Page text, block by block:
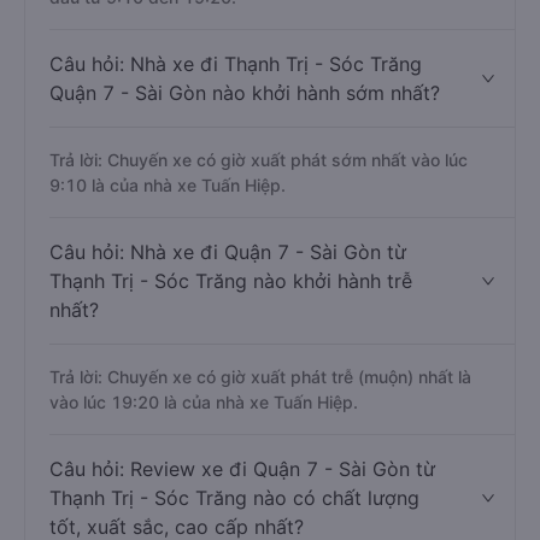
Câu hỏi: Nhà xe đi Thạnh Trị - Sóc Trăng
Quận 7 - Sài Gòn nào khởi hành sớm nhất?
Trả lời: Chuyến xe có giờ xuất phát sớm nhất vào lúc
9:10 là của nhà xe Tuấn Hiệp.
Câu hỏi: Nhà xe đi Quận 7 - Sài Gòn từ
Thạnh Trị - Sóc Trăng nào khởi hành trễ
nhất?
Trả lời: Chuyến xe có giờ xuất phát trễ (muộn) nhất là
vào lúc 19:20 là của nhà xe Tuấn Hiệp.
Câu hỏi: Review xe đi Quận 7 - Sài Gòn từ
Thạnh Trị - Sóc Trăng nào có chất lượng
tốt, xuất sắc, cao cấp nhất?